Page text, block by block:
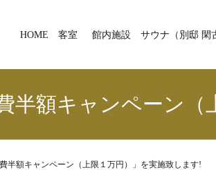
HOME 客室 館内施設 サウナ（別邸 閑
半額キャンペーン
半額キャンペーン（上限１万円）」を実施致します!